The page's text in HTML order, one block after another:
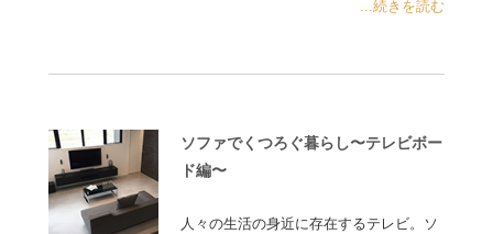
...続きを読む
ソファでくつろぐ暮らし〜テレビボー
ド編〜
人々の生活の身近に存在するテレビ。ソ